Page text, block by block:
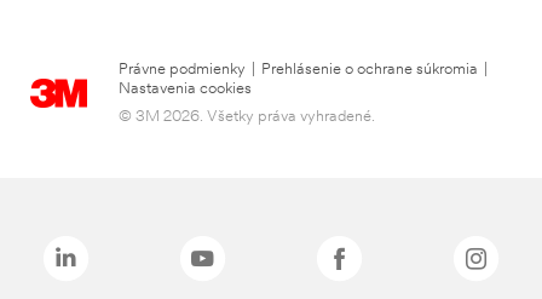
Právne podmienky Prehlásenie o ochrane súkromia
Nastavenia cookies
© 3M 2026. Všetky práva vyhradené.